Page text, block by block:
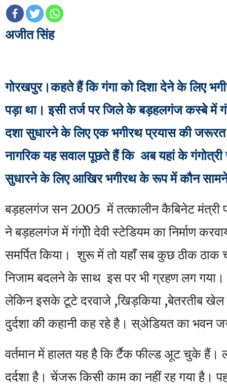
अजीत सिंह
गोरखपुर।कहते हैं कि गंगा को दिशा देने के लिए
पड़ा था। इसी तर्ज पर जिले के बड़हलगंज कस्बे में
दशा सुधारने के लिए एक भगीरथ प्रयास की
नागरिक यह सवाल पूछते हैं कि अब यहां के गंगोत्री
सुधारने के लिए आखिर भगीरथ के रूप में कौन
बड़हलगंज सन 2005 में तत्कालीन कैबिनेट मंत्री
ने बड़हलगंज में गंगो़ी देवी स्टेडियम का निर्माण
समर्पित किया। शुरू में तो यहाँ सब कुछ ठीक ठाक
निजाम बदलने के साथ इस पर भी ग्रहण लग
लेकिन इसके टूटे दरवाजे ,खिड़किया ,बेतरतीब
दुर्दशा की कहानी कह रहे है। स्अेडियत का भवन
वर्तमान में हालत यह है कि र्टैक फील्ड अूट चुके हैं।
दर्दशा है। चेंजरू किसी काम का नहीं रह गया है।